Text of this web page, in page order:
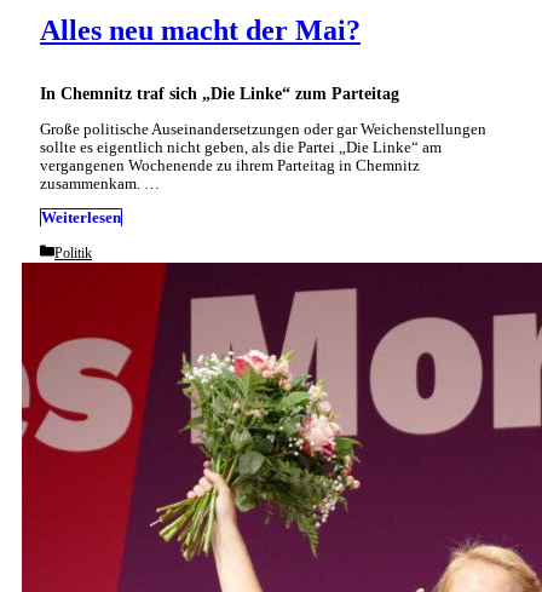
In Chemnitz traf sich „Die Linke“ zum Parteitag
Alles neu macht der Mai?
Große politische Auseinandersetzungen oder gar Weichenstellungen
sollte es eigentlich nicht geben, als die Partei „Die Linke“ am
vergangenen Wochenende zu ihrem Parteitag in Chemnitz
zusammenkam. …
Weiterlesen
Categories
Politik